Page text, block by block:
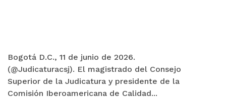
Bogotá D.C., 11 de junio de 2026.
(@Judicaturacsj). El magistrado del Consejo
Superior de la Judicatura y presidente de la
Comisión Iberoamericana de Calidad...